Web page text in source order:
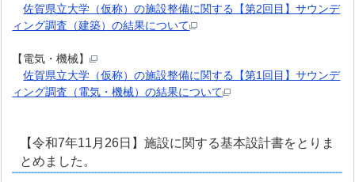
佐賀県立大学（仮称）の施設整備に関する【第2回目】サウンデ
ィング調査（建築）の結果について
【電気・機械】
佐賀県立大学（仮称）の施設整備に関する【第1回目】サウンデ
ィング調査（電気・機械）の結果について
【令和7年11月26日】施設に関する基本設計書をとりま
とめました。